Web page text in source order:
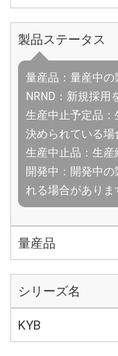
製品ステータス
量産品：量産中の
NRND：新規採用
生産中止予定品
決められている場
生産中止品：生産
開発中：開発中
れる場合がありま
量産品
シリーズ名
KYB